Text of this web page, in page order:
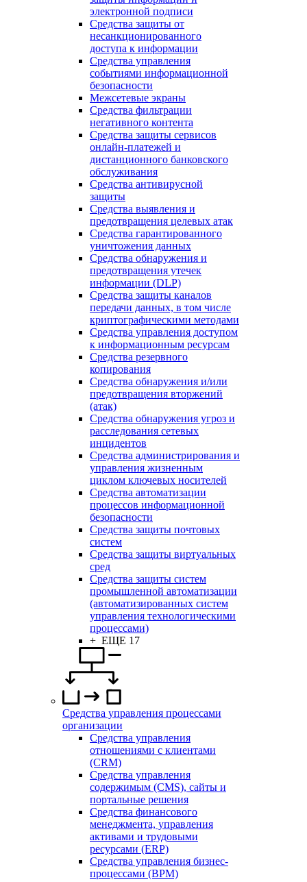
электронной подписи
Средства защиты от
несанкционированного
доступа к информации
Средства управления
событиями информационной
безопасности
Межсетевые экраны
Средства фильтрации
негативного контента
Средства защиты сервисов
онлайн-платежей и
дистанционного банковского
обслуживания
Средства антивирусной
защиты
Средства выявления и
предотвращения целевых атак
Средства гарантированного
уничтожения данных
Средства обнаружения и
предотвращения утечек
информации (DLP)
Средства защиты каналов
передачи данных, в том числе
криптографическими методами
Средства управления доступом
к информационным ресурсам
Средства резервного
копирования
Средства обнаружения и/или
предотвращения вторжений
(атак)
Средства обнаружения угроз и
расследования сетевых
инцидентов
Средства администрирования и
управления жизненным
циклом ключевых носителей
Средства автоматизации
процессов информационной
безопасности
Средства защиты почтовых
систем
Средства защиты виртуальных
сред
Средства защиты систем
промышленной автоматизации
(автоматизированных систем
управления технологическими
процессами)
+ ЕЩЕ 17
Средства управления процессами
организации
Средства управления
отношениями с клиентами
(CRM)
Средства управления
содержимым (CMS), сайты и
портальные решения
Средства финансового
менеджмента, управления
активами и трудовыми
ресурсами (ERP)
Средства управления бизнес-
процессами (BPM)